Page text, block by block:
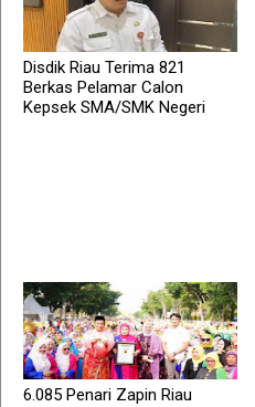
Disdik Riau Terima 821
Berkas Pelamar Calon
Kepsek SMA/SMK Negeri
6.085 Penari Zapin Riau